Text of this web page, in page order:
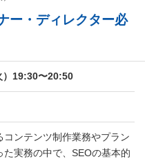
ー・ディレクター必
）19:30〜20:50
コンテンツ制作業務やプラン
た実務の中で、SEOの基本的